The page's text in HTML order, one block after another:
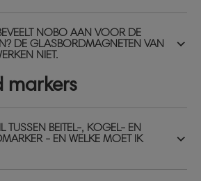
NOBO AAN VOOR DE
DE GLASBORDMAGNETEN VAN
NIET.
markers
TUSSEN BEITEL-, KOGEL- EN
- EN WELKE MOET IK